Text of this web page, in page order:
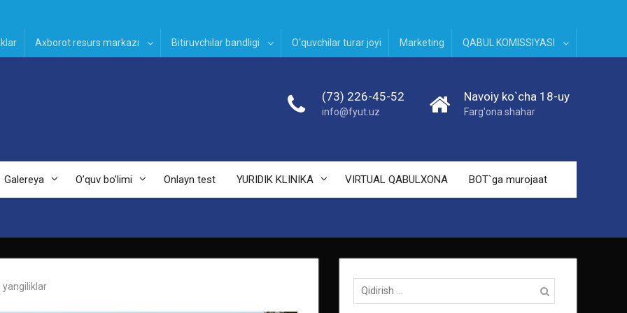
Axborot resurs markazi Bitiruvchilar bandligi O‘quvchilar turar joyi Marketing QABUL KOMISSIYASI
(73) 226-45-52
info@fyut.uz
Navoiy ko`cha 18-uy
Farg'ona shahar
Galereya O’quv bo’limi Onlayn test YURIDIK KLINIKA VIRTUAL QABULXONA BOT`ga murojaat
yangiliklar
Qidirish: